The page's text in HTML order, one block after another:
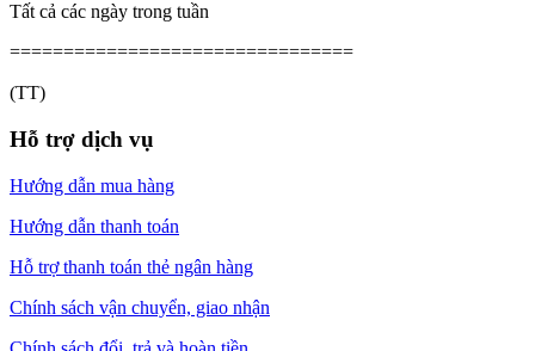
Tất cả các ngày trong tuần
================================
(TT)
Hỗ trợ dịch vụ
Hướng dẫn mua hàng
Hướng dẫn thanh toán
Hỗ trợ thanh toán thẻ ngân hàng
Chính sách vận chuyển, giao nhận